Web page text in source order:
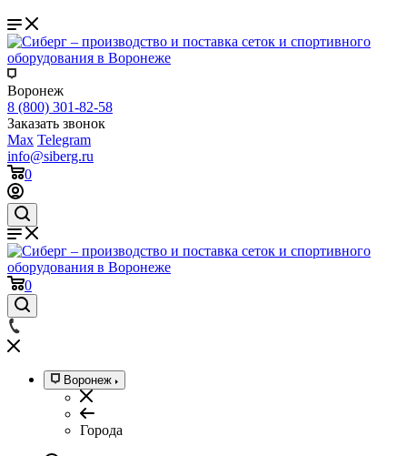
Воронеж
8 (800) 301-82-58
Заказать звонок
Max Telegram
info@siberg.ru
0
0
Воронеж
Города